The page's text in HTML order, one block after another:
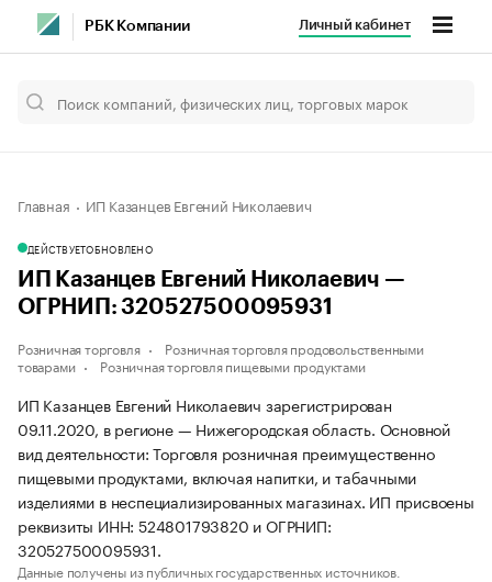
РБК Компании Личный кабинет
Главная ИП Казанцев Евгений Николаевич
ДЕЙСТВУЕТОБНОВЛЕНО
ИП Казанцев Евгений Николаевич —
ОГРНИП: 320527500095931
Розничная торговля
Розничная торговля продовольственными
товарами
Розничная торговля пищевыми продуктами
ИП Казанцев Евгений Николаевич зарегистрирован
09.11.2020, в регионе — Нижегородская область. Основной
вид деятельности: Торговля розничная преимущественно
пищевыми продуктами, включая напитки, и табачными
изделиями в неспециализированных магазинах. ИП присвоены
реквизиты ИНН: 524801793820 и ОГРНИП:
320527500095931.
Данные получены из публичных государственных источников.